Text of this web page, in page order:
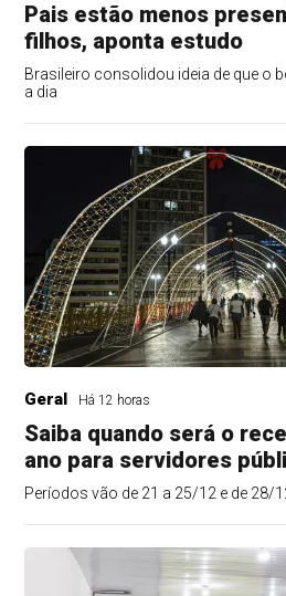
Pais estão menos
filhos, aponta estudo
Brasileiro consolidou ideia de que o
a dia
Geral Há 12 horas
Saiba quando será o
ano para servidores
Períodos vão de 21 a 25/12 e de 28/